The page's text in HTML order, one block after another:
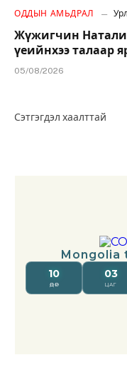
ОДДЫН АМЬДРАЛ
Жүжигчин
үеийнхээ талаар
05/08/2026
Сэтгэгдэл хаалттай